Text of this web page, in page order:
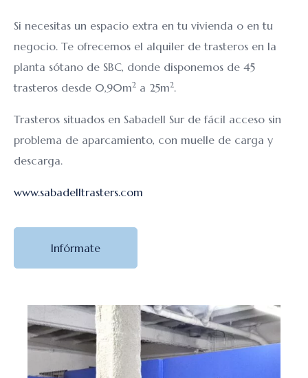
Si necesitas un espacio extra en tu vivienda o en tu
negocio. Te ofrecemos el alquiler de trasteros en la
planta sótano de SBC, donde disponemos de 45
trasteros desde 0,90m2 a 25m2.
Trasteros situados en Sabadell Sur de fácil acceso sin
problema de aparcamiento, con muelle de carga y
descarga.
www.sabadelltrasters.com
Infórmate